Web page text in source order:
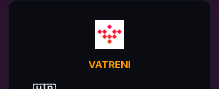
VATRENI